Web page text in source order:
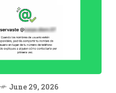
June 29, 2026